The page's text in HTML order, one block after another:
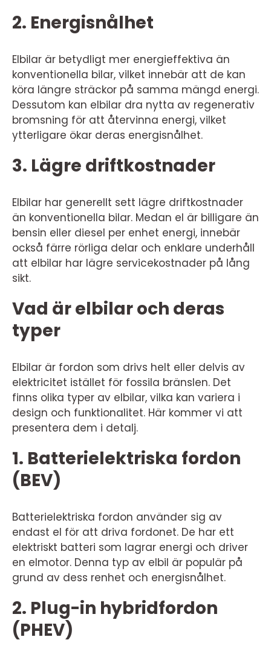
2. Energisnålhet
Elbilar är betydligt mer energieffektiva än
konventionella bilar, vilket innebär att de kan
köra längre sträckor på samma mängd energi.
Dessutom kan elbilar dra nytta av regenerativ
bromsning för att återvinna energi, vilket
ytterligare ökar deras energisnålhet.
3. Lägre driftkostnader
Elbilar har generellt sett lägre driftkostnader
än konventionella bilar. Medan el är billigare än
bensin eller diesel per enhet energi, innebär
också färre rörliga delar och enklare underhåll
att elbilar har lägre servicekostnader på lång
sikt.
Vad är elbilar och deras
typer
Elbilar är fordon som drivs helt eller delvis av
elektricitet istället för fossila bränslen. Det
finns olika typer av elbilar, vilka kan variera i
design och funktionalitet. Här kommer vi att
presentera dem i detalj.
1. Batterielektriska fordon
(BEV)
Batterielektriska fordon använder sig av
endast el för att driva fordonet. De har ett
elektriskt batteri som lagrar energi och driver
en elmotor. Denna typ av elbil är populär på
grund av dess renhet och energisnålhet.
2. Plug-in hybridfordon
(PHEV)